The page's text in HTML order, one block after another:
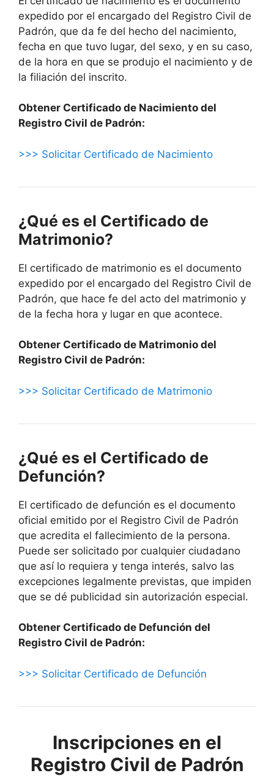
expedido por el encargado del Registro Civil de
Padrón, que da fe del hecho del nacimiento,
fecha en que tuvo lugar, del sexo, y en su caso,
de la hora en que se produjo el nacimiento y de
la filiación del inscrito.
Obtener Certificado de Nacimiento del
Registro Civil de Padrón:
>>> Solicitar Certificado de Nacimiento
¿Qué es el Certificado de
Matrimonio?
El certificado de matrimonio es el documento
expedido por el encargado del Registro Civil de
Padrón, que hace fe del acto del matrimonio y
de la fecha hora y lugar en que acontece.
Obtener Certificado de Matrimonio del
Registro Civil de Padrón:
>>> Solicitar Certificado de Matrimonio
¿Qué es el Certificado de
Defunción?
El certificado de defunción es el documento
oficial emitido por el Registro Civil de Padrón
que acredita el fallecimiento de la persona.
Puede ser solicitado por cualquier ciudadano
que así lo requiera y tenga interés, salvo las
excepciones legalmente previstas, que impiden
que se dé publicidad sin autorización especial.
Obtener Certificado de Defunción del
Registro Civil de Padrón:
>>> Solicitar Certificado de Defunción
Inscripciones en el
Registro Civil de Padrón